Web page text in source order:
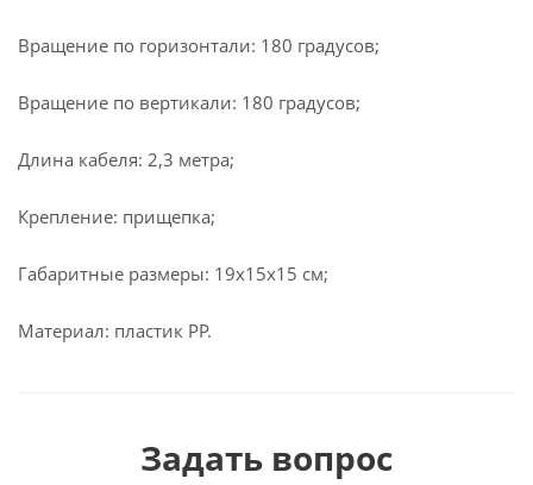
Вращение по горизонтали: 180 градусов;
Вращение по вертикали: 180 градусов;
Длина кабеля: 2,3 метра;
Крепление: прищепка;
Габаритные размеры: 19х15х15 см;
Материал: пластик PP.
Задать вопрос